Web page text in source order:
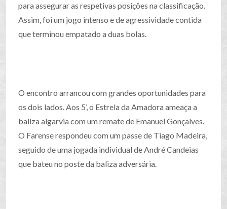
para assegurar as respetivas posições na classificação.
Assim, foi um jogo intenso e de agressividade contida
que terminou empatado a duas bolas.
O encontro arrancou com grandes oportunidades para
os dois lados. Aos 5’, o Estrela da Amadora ameaça a
baliza algarvia com um remate de Emanuel Gonçalves.
O Farense respondeu com um passe de Tiago Madeira,
seguido de uma jogada individual de André Candeias
que bateu no poste da baliza adversária.